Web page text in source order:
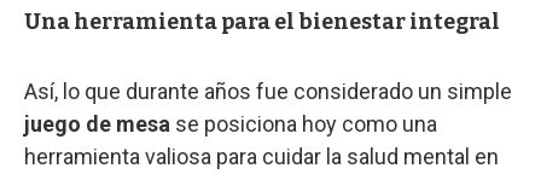
Una herramienta para el bienestar integral
Así, lo que durante años fue considerado un simple
juego de mesa se posiciona hoy como una
herramienta valiosa para cuidar la salud mental en